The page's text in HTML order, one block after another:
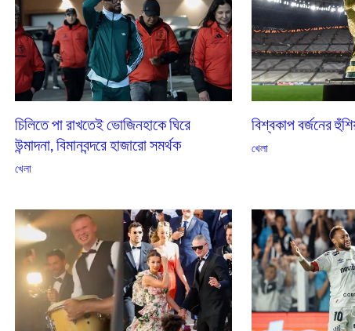
চিলিতে পা রাখতেই ভোজিনহাকে ঘিরে
উন্মাদনা, বিমানবন্দরে হাজারো সমর্থক
খেলা
বিশ্বকাপ বর্জনের
খেলা